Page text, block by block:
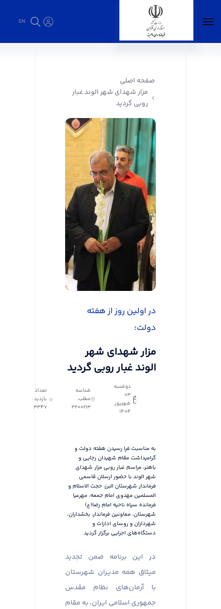
EN
صفحه اصلی
مزار شهدای شهر الوند غبار
روبی گردید
در اولین روز از هفته
دولت؛
مزار شهدای شهر
الوند غبار روبی گردید
دوشنبه
03
شهریور
1404
شناسه
مطلب:
3200213
تعداد
بازدید :
3347
به مناسبت فرا رسیدن هفته دولت و
گرامیداشت مقام شهیدان رجایی و
باهنر، مراسم غبار روبی مزار شهدای
شهر الوند با حضور ارسلان قاسمی
فرماندار شهرستان البرز، حجت الاسلام و
المسلمین مهدوی امام جمعه، مهرعیا
فرمانده سپاه ناحیه امام رضا(ع)
شهرستان، معاونین فرماندار، بخشداران،
شهرداران و روسای ادارات و
دستگاه‌های اجرایی برگزار گردید.
در این برنامه ضمن تجدید
میثاق همه مدیران شهرستان
با آرمان‌های نظام مقدس
جمهوری اسلامی ایران، به مقام